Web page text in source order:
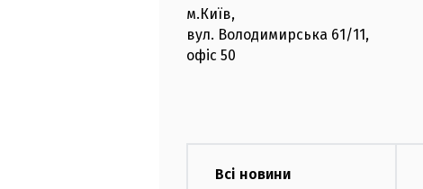
м.Київ,
вул. Володимирська 61/11,
офіс 50
Всі новини